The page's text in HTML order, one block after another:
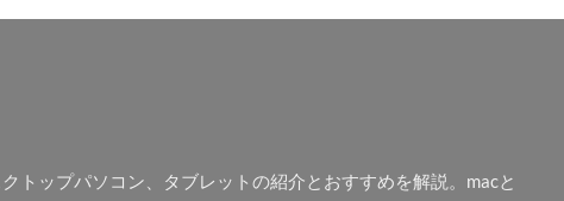
トップパソコン、タブレットの紹介とおすすめを解説。macと